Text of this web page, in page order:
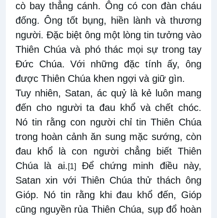
cò bay thẳng cánh. Ông có con đàn cháu
đống. Ông tốt bụng, hiền lành và thương
người. Đặc biệt ông một lòng tin tưởng vào
Thiên Chúa và phó thác mọi sự trong tay
Đức Chúa. Với những đặc tính ấy, ông
được Thiên Chúa khen ngợi và giữ gìn.
Tuy nhiên, Satan, ác quỷ là kẻ luôn mang
đến cho người ta đau khổ và chết chóc.
Nó tin rằng con người chỉ tin Thiên Chúa
trong hoàn cảnh ăn sung mặc sướng, còn
đau khổ là con người chẳng biết Thiên
Chúa là ai. [1] Để chứng minh điều này,
Satan xin với Thiên Chúa thử thách ông
Gióp. Nó tin rằng khi đau khổ đến, Gióp
cũng nguyền rủa Thiên Chúa, sụp đổ hoàn